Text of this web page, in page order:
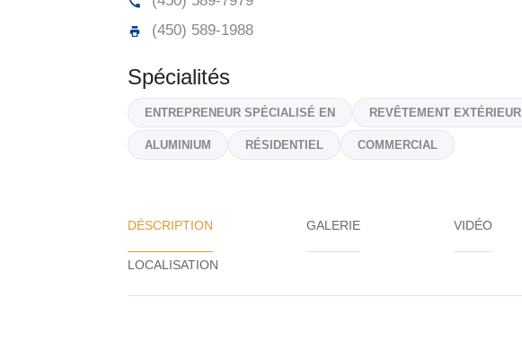
(450) 589-1988
Spécialités
ENTREPRENEUR SPÉCIALISÉ EN REVÊTEMENT EXTÉRIEUR
ALUMINIUM RÉSIDENTIEL COMMERCIAL
DÉSCRIPTION GALERIE VIDÉO